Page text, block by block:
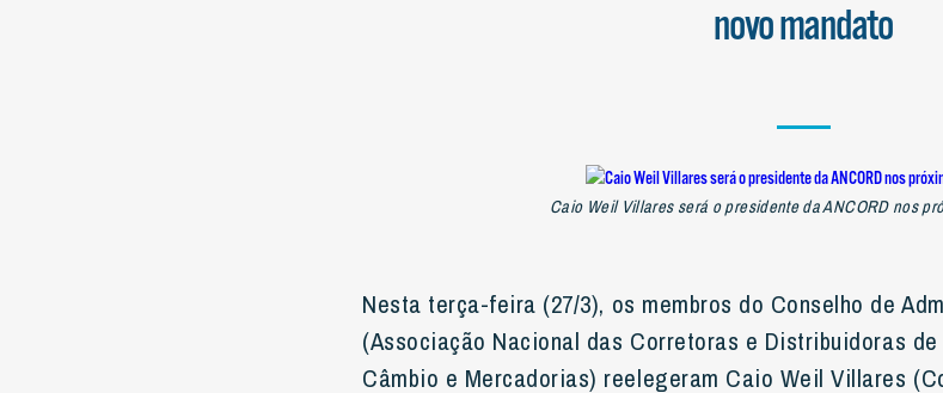
novo mandato
Caio Weil Villares será o presidente da ANCORD nos
Nesta terça-feira (27/3), os membros do Conselho de
(Associação Nacional das Corretoras e Distribuidoras
Câmbio e Mercadorias) reelegeram Caio Weil Villares